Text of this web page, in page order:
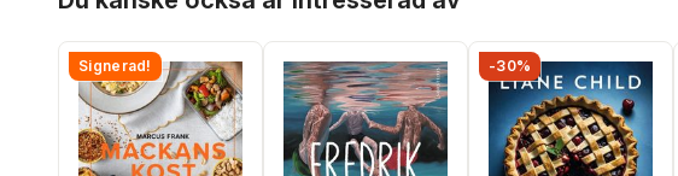
Signerad! -30%